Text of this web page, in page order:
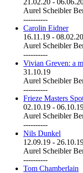
Aurel Scheibler
----------
Carolin Eidner
16.11.19 - 08.02.20
Aurel Scheibler
----------
Vivian Greven: a
31.10.19
Aurel Scheibler
----------
Frieze Masters
02.10.19 -
Aurel Scheibler
----------
Nils Dunkel
12.09.19 -
Aurel Scheibler
----------
Tom Chamberlain